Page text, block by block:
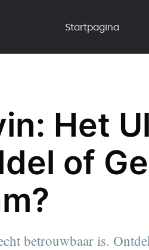
Startpagina
Het
of
betrouwbaar is.